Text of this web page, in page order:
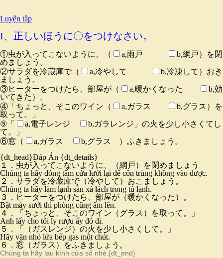
Luyện tập
I、正しいほうに〇をつけなさい。
①虫が入ってこないように、（ a,雨戸
b,網戸）を閉
めましょう。
②サラダを冷蔵庫で（
a,冷やして
b,冷凍して）おき
ましょう。
③ヒーターをつけたら、部屋が（
a,暖かくなった
b,効
いてきた）。
④「ちょっと、そこのワイン（
a,ガラス
b,グラス）を
取って。」
⑤「
a,電子レンジ
b,ガラレンジ」の火を少し小さくてし
て。」
⑥窓（
a,ガラス
b,グラス ）ふきましょう。
{dt_head}Đáp Án {dt_details}
１．虫が入ってこないように、（網戸）を閉めましょう
Chúng ta hãy đóng tấm cửa lưới lại để côn trùng không vào được.
２．サラダを冷蔵庫で（冷やして）おこましょう。
Chúng ta hãy làm lạnh sẵn xà lách trong tủ lạnh.
３．ヒーターをつけたら、部屋が（暖かくなった）。
Bật máy sưởi thì phòng cũng ấm lên.
４．「ちょっと、そこのワイン（グラス）を取って。」
Anh lấy cho tôi ly rượu ấy đó đi.
５．「（ガスレンジ）の火を少し小さくして。」
Hãy vặn nhỏ lửa bếp gas một chút.
６．窓（ガラス）をふきましょう。
Chúng ta hãy lau kính cửa sổ nhé.{dt_end}